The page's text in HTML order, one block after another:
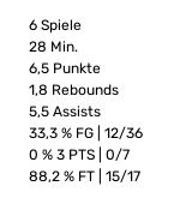
6 Spiele
28 Min.
6,5 Punkte
1,8 Rebounds
5,5 Assists
33,3 % FG | 12/36
0 % 3 PTS | 0/7
88,2 % FT | 15/17